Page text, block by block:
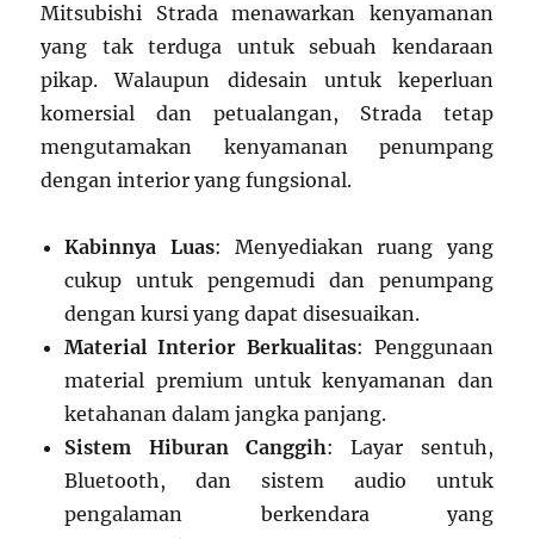
Mitsubishi Strada menawarkan kenyamanan
yang tak terduga untuk sebuah kendaraan
pikap. Walaupun didesain untuk keperluan
komersial dan petualangan, Strada tetap
mengutamakan kenyamanan penumpang
dengan interior yang fungsional.
Kabinnya Luas: Menyediakan ruang yang
cukup untuk pengemudi dan penumpang
dengan kursi yang dapat disesuaikan.
Material Interior Berkualitas: Penggunaan
material premium untuk kenyamanan dan
ketahanan dalam jangka panjang.
Sistem Hiburan Canggih: Layar sentuh,
Bluetooth, dan sistem audio untuk
pengalaman berkendara yang